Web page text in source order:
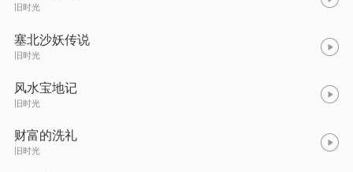
旧时光
塞北沙妖传说
旧时光
风水宝地记
旧时光
财富的洗礼
旧时光